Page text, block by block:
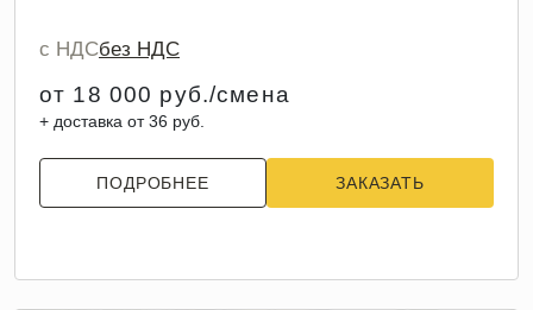
с НДСбез НДС
от 18 000 руб./смена
+ доставка от 36 руб.
ПОДРОБНЕЕ ЗАКАЗАТЬ